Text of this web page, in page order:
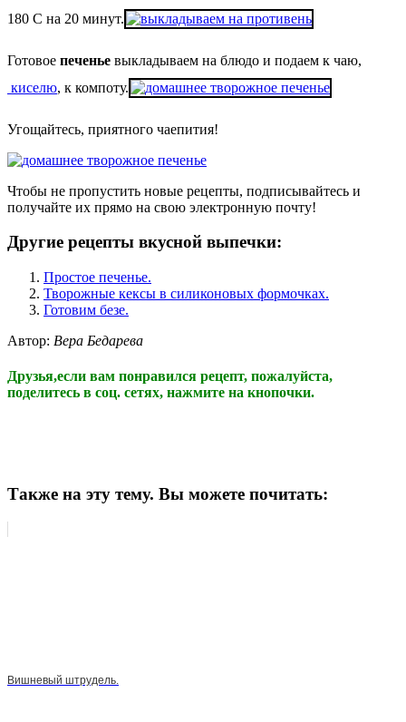
180 С на 20 минут.
Готовое печенье выкладываем на блюдо и подаем к чаю,
киселю, к компоту.
Угощайтесь, приятного чаепития!
Чтобы не пропустить новые рецепты, подписывайтесь и
получайте их прямо на свою электронную почту!
Другие рецепты вкусной выпечки:
Простое печенье.
Творожные кексы в силиконовых формочках.
Готовим безе.
Автор: Вера Бедарева
Друзья,если вам понравился рецепт, пожалуйста,
поделитесь в соц. сетях, нажмите на кнопочки.
Также на эту тему. Вы можете почитать:
Вишневый штрудель.